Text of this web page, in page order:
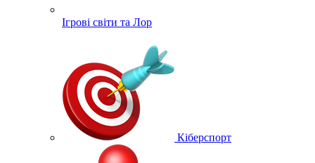
Ігрові світи та Лор
Кіберспорт